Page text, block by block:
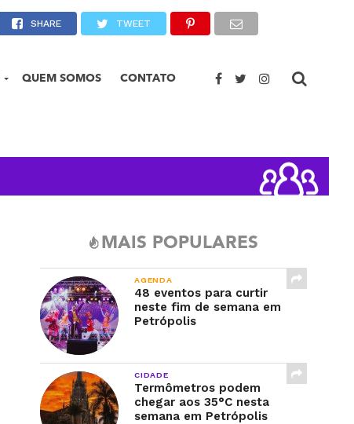
QUEM SOMOS CONTATO
SHARE TWEET
MAIS POPULARES
AGENDA
48 eventos para curtir
neste fim de semana em
Petrópolis
CIDADE
Termômetros podem
chegar aos 35°C nesta
semana em Petrópolis